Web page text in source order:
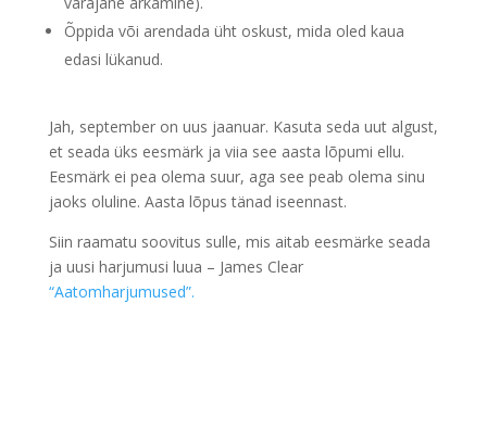
Õppida või arendada üht oskust, mida oled kaua
edasi lükanud.
Jah, september on uus jaanuar. Kasuta seda uut algust,
et seada üks eesmärk ja viia see aasta lõpumi ellu.
Eesmärk ei pea olema suur, aga see peab olema sinu
jaoks oluline. Aasta lõpus tänad iseennast.
Siin raamatu soovitus sulle, mis aitab eesmärke seada
ja uusi harjumusi luua – James Clear
“Aatomharjumused”.